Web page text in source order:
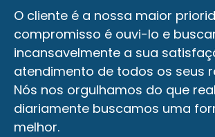
O cliente é a nossa maior
compromisso é ouvi-lo e
incansavelmente a sua
atendimento de todos os seus
Nós nos orgulhamos do que
diariamente buscamos uma
melhor.